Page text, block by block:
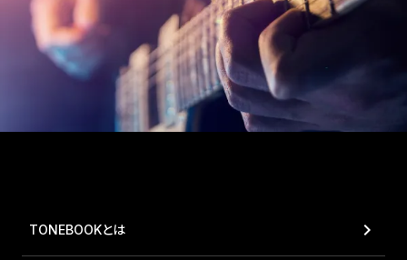
Download for iOS
TONEBOOKとは keyboard_arrow_right